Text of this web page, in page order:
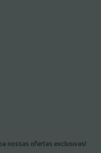
nossas ofertas exclusivas!